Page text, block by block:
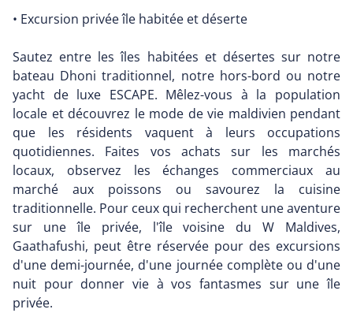
• Excursion privée île habitée et déserte
Sautez entre les îles habitées et désertes sur notre
bateau Dhoni traditionnel, notre hors-bord ou notre
yacht de luxe ESCAPE. Mêlez-vous à la population
locale et découvrez le mode de vie maldivien pendant
que les résidents vaquent à leurs occupations
quotidiennes. Faites vos achats sur les marchés
locaux, observez les échanges commerciaux au
marché aux poissons ou savourez la cuisine
traditionnelle. Pour ceux qui recherchent une aventure
sur une île privée, l'île voisine du W Maldives,
Gaathafushi, peut être réservée pour des excursions
d'une demi-journée, d'une journée complète ou d'une
nuit pour donner vie à vos fantasmes sur une île
privée.